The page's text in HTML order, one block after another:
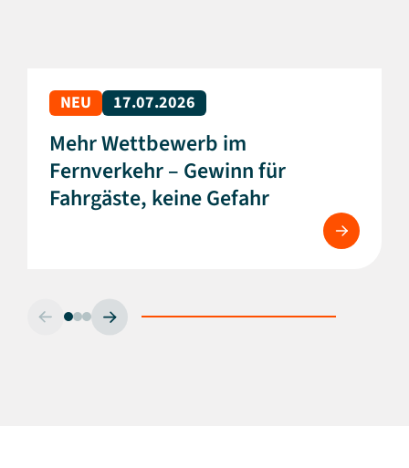
NEU 17.07.2026
Mehr Wettbewerb im
Fernverkehr – Gewinn für
Fahrgäste, keine Gefahr